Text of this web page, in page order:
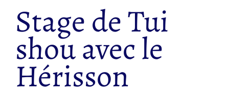
Stage de Tui
shou avec le
Hérisson